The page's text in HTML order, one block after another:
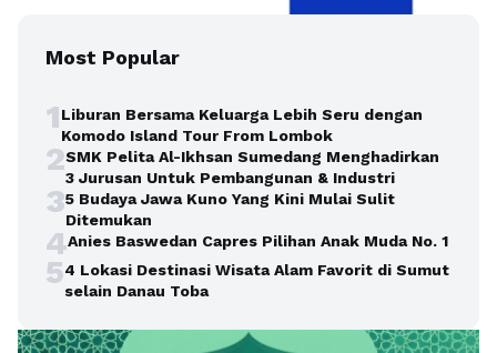
Most Popular
1Liburan Bersama Keluarga Lebih Seru dengan
Komodo Island Tour From Lombok
2SMK Pelita Al-Ikhsan Sumedang Menghadirkan
3 Jurusan Untuk Pembangunan & Industri
35 Budaya Jawa Kuno Yang Kini Mulai Sulit
Ditemukan
4Anies Baswedan Capres Pilihan Anak Muda No. 1
54 Lokasi Destinasi Wisata Alam Favorit di Sumut
selain Danau Toba